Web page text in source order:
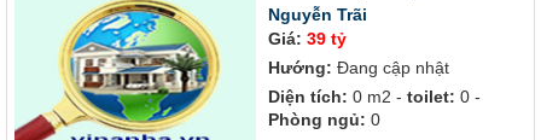
Nguyễn Trãi
Giá: 39 tỷ
Hướng: Đang cập nhật
Diện tích: 0 m2 - toilet: 0 -
Phòng ngủ: 0